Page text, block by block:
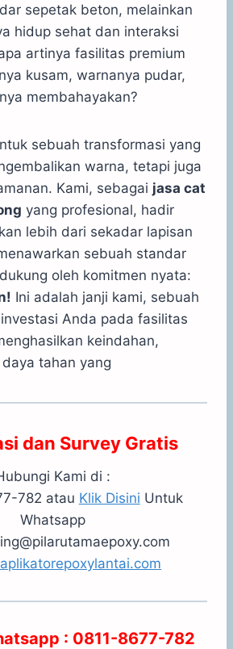
sepetak beton, melainkan
hidup sehat dan interaksi
artinya fasilitas premium
kusam, warnanya pudar,
membahayakan?
sebuah transformasi yang
warna, tetapi juga
Kami, sebagai jasa cat
yang profesional, hadir
lebih dari sekadar lapisan
sebuah standar
oleh komitmen nyata:
Ini adalah janji kami, sebuah
Anda pada fasilitas
keindahan,
tahan yang
dan Survey Gratis
Kami di :
782 atau Klik Disini Untuk
Whatsapp
: 0811-8677-782